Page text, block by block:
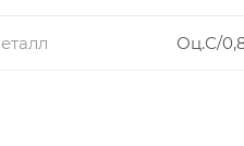
Оц.С/